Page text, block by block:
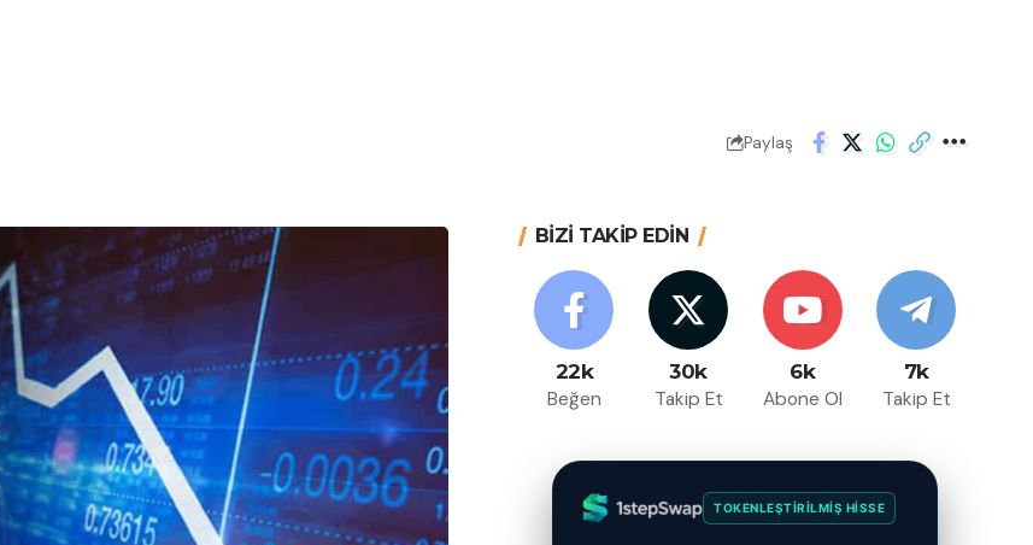
Paylaş
BİZİ TAKİP EDİN
22k
Beğen
30k
Takip Et
6k
Abone Ol
7k
Takip Et
TOKENLEŞTIRILMIŞ HISSE